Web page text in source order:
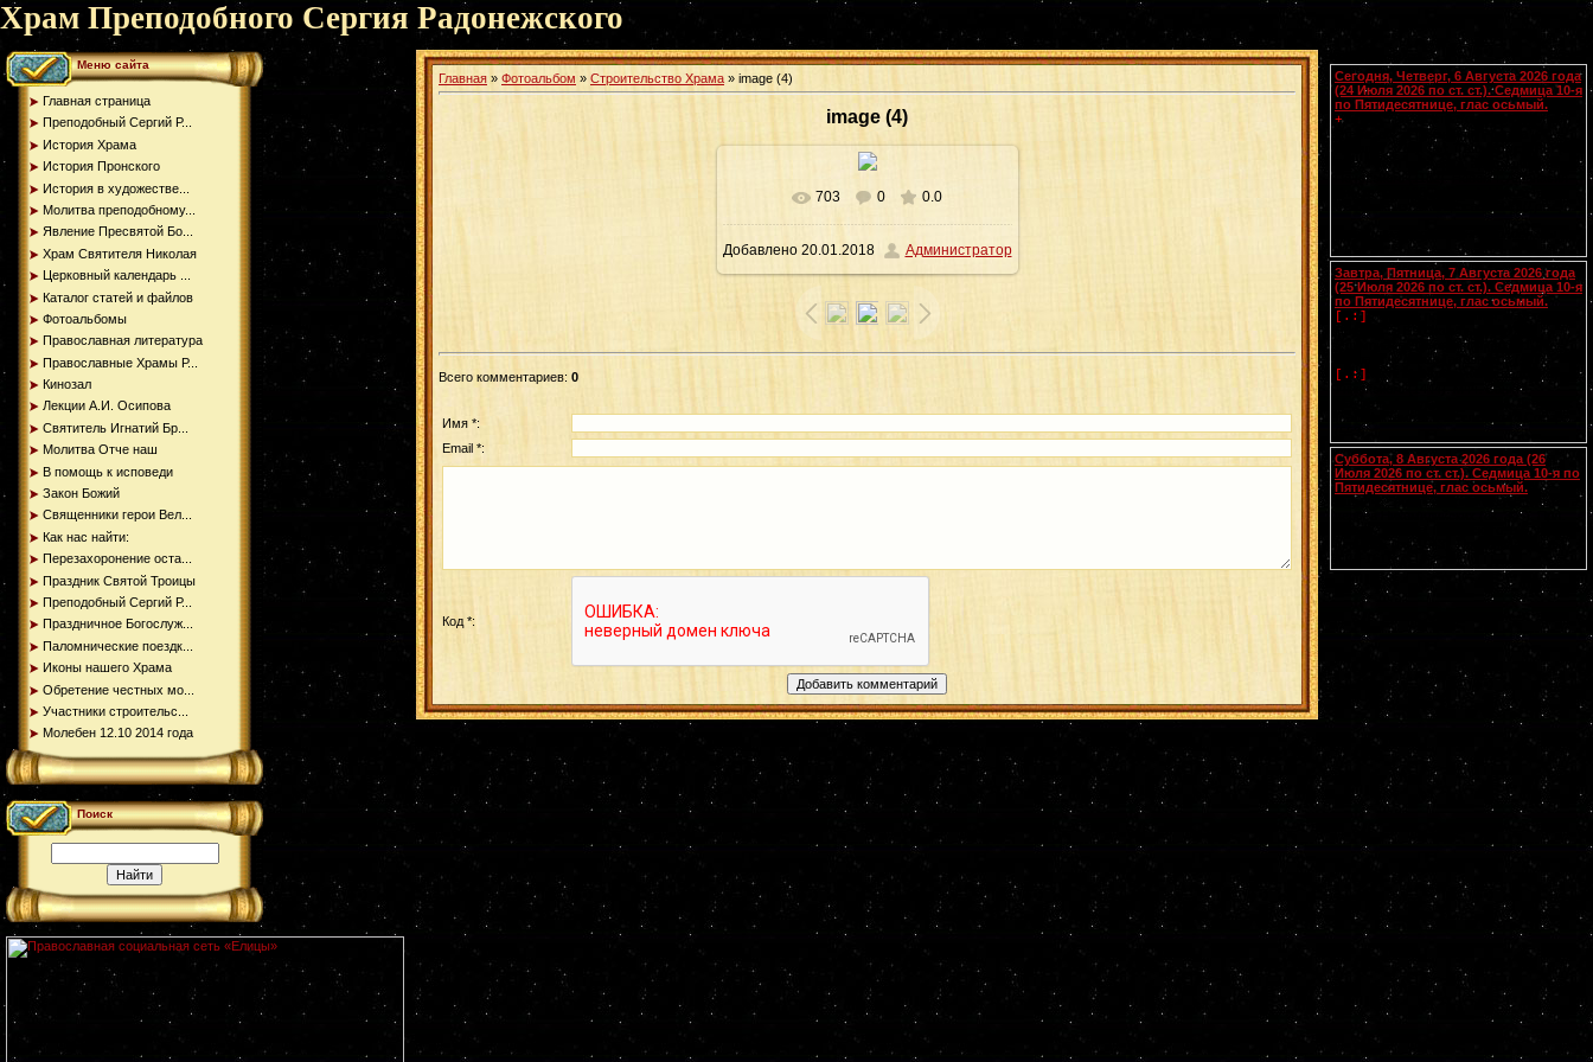
Храм Преподобного Сергия Радонежского
Меню сайта
Главная страница
Преподобный Сергий Р...
История Храма
История Пронского
История в художестве...
Молитва преподобному...
Явление Пресвятой Бо...
Храм Святителя Николая
Церковный календарь ...
Каталог статей и файлов
Фотоальбомы
Православная литература
Православные Храмы Р...
Кинозал
Лекции А.И. Осипова
Святитель Игнатий Бр...
Молитва Отче наш
В помощь к исповеди
Закон Божий
Священники герои Вел...
Как нас найти:
Перезахоронение оста...
Праздник Святой Троицы
Преподобный Сергий Р...
Праздничное Богослуж...
Паломнические поездк...
Иконы нашего Храма
Обретение честных мо...
Участники строительс...
Молебен 12.10 2014 года
Поиск
Главная » Фотоальбом » Строительство Храма » image (4)
image (4)
В реальном размере 1200x1600
266.3Kb
703 0 0.0
Добавлено20.01.2018 Администратор
Всего комментариев: 0
Имя *:
Email *:
Код *:
Сегодня, Четверг, 6 Августа 2026 года
(24 Июля 2026 по ст. ст.). Седмица 10-я
по Пятидесятнице, глас осьмый.
+ Блгвв. князей страторпцев
и
, во св. Крещении Романа и
[.:] Мц. Христины
300). Прп. Поликарпа, архимандрита
Печерского (1182). Новомч. Афанасия
Феофила из Закинфоса (1603) (
Греч.
Завтра, Пятница, 7 Августа 2026 года
(25 Июля 2026 по ст. ст.). Седмица 10-я
по Пятидесятнице, глас осьмый.
[.:]
, матери
Олимпиады диакониссы (408-410) и
Евпраксии девы, Тавеннской (413).
[.:]
Желтоводского,
Унженского (1444). Мчч. Санкта,
Маттура, Аттала и Бландины, Лионских
Галл.
). Память V Вселенского Собора
(553).
Суббота, 8 Августа 2026 года (26
Июля 2026 по ст. ст.). Седмица 10-я по
Пятидесятнице, глас осьмый.
Сщмчч. Ермолая, Ермиппа и Ермократа,
иереев Никомидийских (ок. 305). Прп.
пещерах (ок. 1043). Прмц. Параскевы